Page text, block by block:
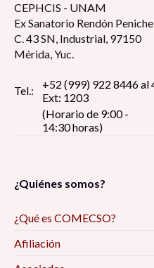
CEPHCIS - UNAM
Ex Sanatorio Rendón Peniche
C. 43 SN, Industrial, 97150
Mérida, Yuc.
Tel.:
+52 (999) 922 8446 al
Ext: 1203
(Horario de 9:00 -
14:30 horas)
¿Quiénes somos?
¿Qué es COMECSO?
Afiliación